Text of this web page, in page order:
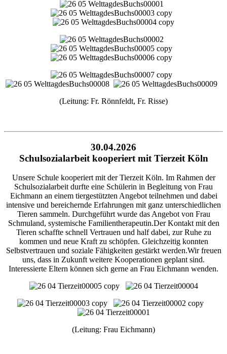
(Leitung: Fr. Rönnfeldt, Fr. Risse)
30.04.2026
Schulsozialarbeit kooperiert mit Tierzeit Köln
Unsere Schule kooperiert mit der Tierzeit Köln. Im Rahmen der
Schulsozialarbeit durfte eine Schülerin in Begleitung von Frau
Eichmann an einem tiergestützten Angebot teilnehmen und dabei
intensive und bereichernde Erfahrungen mit ganz unterschiedlichen
Tieren sammeln. Durchgeführt wurde das Angebot von Frau
Schmuland, systemische Familientherapeutin.Der Kontakt mit den
Tieren schaffte schnell Vertrauen und half dabei, zur Ruhe zu
kommen und neue Kraft zu schöpfen. Gleichzeitig konnten
Selbstvertrauen und soziale Fähigkeiten gestärkt werden.Wir freuen
uns, dass in Zukunft weitere Kooperationen geplant sind.
Interessierte Eltern können sich gerne an Frau Eichmann wenden.
(Leitung: Frau Eichmann)